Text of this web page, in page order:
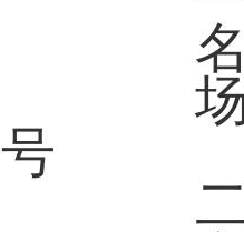
名
场
号
二